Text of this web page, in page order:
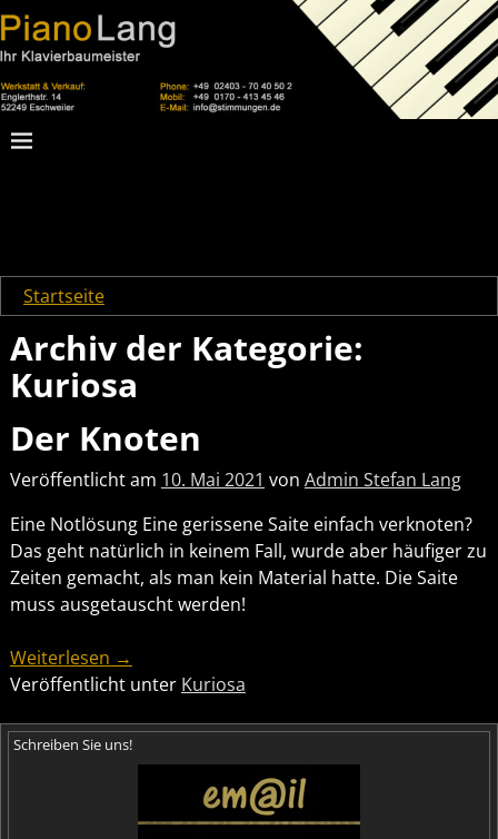
Startseite
Archiv der Kategorie:
Kuriosa
Der Knoten
Veröffentlicht am 10. Mai 2021 von Admin Stefan Lang
Eine Notlösung Eine gerissene Saite einfach verknoten?
Das geht natürlich in keinem Fall, wurde aber häufiger zu
Zeiten gemacht, als man kein Material hatte. Die Saite
muss ausgetauscht werden!
Weiterlesen →
Veröffentlicht unter Kuriosa
Schreiben Sie uns!